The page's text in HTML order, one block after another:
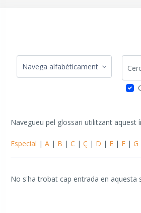
Navegueu pel glossari utilitzant aquest
Navegueu pel glossari utilitzant aquest
Especial | A | B | C | Ç | D | E | F | G
No s'ha trobat cap entrada en aquesta